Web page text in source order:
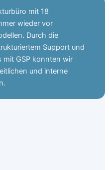
mit 18
wieder vor
Durch die
Support und
mit GSP konnten wir
und interne